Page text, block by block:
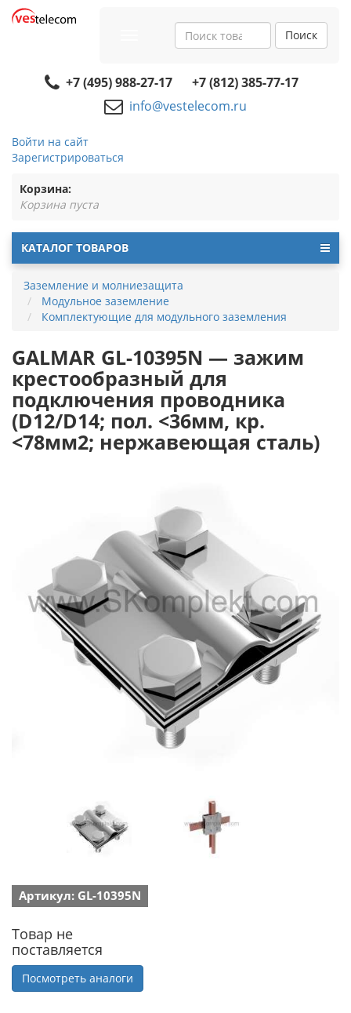
navigation
Поиск
+7 (495) 988-27-17
+7 (812) 385-77-17
info@vestelecom.ru
Войти на сайт
Зарегистрироваться
Корзина:
Корзина пуста
КАТАЛОГ ТОВАРОВ
Заземление и молниезащита
Модульное заземление
Комплектующие для модульного заземления
GALMAR GL-10395N — зажим
крестообразный для
подключения проводника
(D12/D14; пол. <36мм, кр.
<78мм2; нержавеющая сталь)
Артикул: GL-10395N
Товар не
поставляется
Посмотреть аналоги